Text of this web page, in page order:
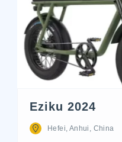
Eziku 2024
Hefei, Anhui, China